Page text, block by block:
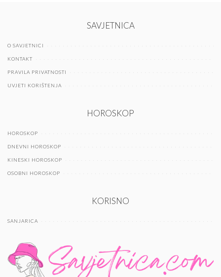
SAVJETNICA
O SAVJETNICI
KONTAKT
PRAVILA PRIVATNOSTI
UVJETI KORIŠTENJA
HOROSKOP
HOROSKOP
DNEVNI HOROSKOP
KINESKI HOROSKOP
OSOBNI HOROSKOP
KORISNO
SANJARICA